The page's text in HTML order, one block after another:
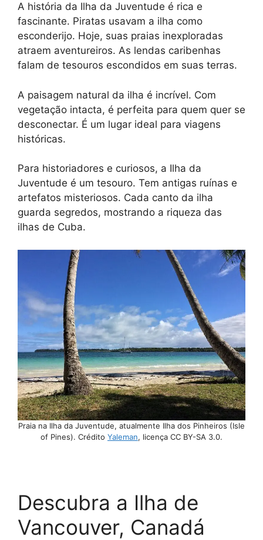
A história da Ilha da Juventude é rica e
fascinante. Piratas usavam a ilha como
esconderijo. Hoje, suas praias inexploradas
atraem aventureiros. As lendas caribenhas
falam de tesouros escondidos em suas terras.
A paisagem natural da ilha é incrível. Com
vegetação intacta, é perfeita para quem quer se
desconectar. É um lugar ideal para viagens
históricas.
Para historiadores e curiosos, a Ilha da
Juventude é um tesouro. Tem antigas ruínas e
artefatos misteriosos. Cada canto da ilha
guarda segredos, mostrando a riqueza das
ilhas de Cuba.
Praia na Ilha da Juventude, atualmente Ilha dos Pinheiros (Isle
of Pines). Crédito Yaleman, licença CC BY-SA 3.0.
Descubra a Ilha de
Vancouver, Canadá